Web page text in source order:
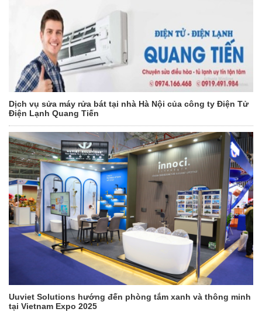
Dịch vụ sửa máy rửa bát tại nhà Hà Nội của công ty Điện Tử
Điện Lạnh Quang Tiến
Uuviet Solutions hướng đến phòng tắm xanh và thông minh
tại Vietnam Expo 2025